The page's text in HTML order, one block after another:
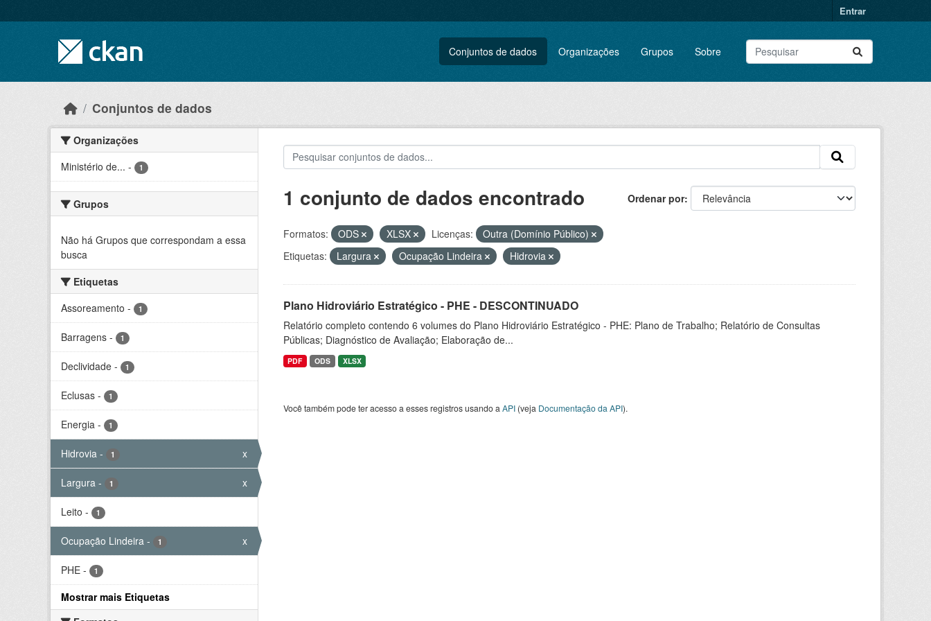
Entrar
Conjuntos de dados Organizações Grupos Sobre
Conjuntos de dados
Organizações
Ministério de... - 1
Grupos
Não há Grupos que correspondam a essa
busca
Etiquetas
Assoreamento - 1
Barragens - 1
Declividade - 1
Eclusas - 1
Energia - 1
Hidrovia - 1 x
Largura - 1 x
Leito - 1
Ocupação Lindeira - 1 x
PHE - 1
Mostrar mais Etiquetas
Ordenar por
1 conjunto de dados encontrado
Formatos: ODS XLSX Licenças:
Outra (Domínio Público)
Etiquetas:
Largura Ocupação Lindeira Hidrovia
Plano Hidroviário Estratégico - PHE - DESCONTINUADO
Relatório completo contendo 6 volumes do Plano Hidroviário Estratégico - PHE: Plano de Trabalho; Relatório de Consultas
Públicas; Diagnóstico de Avaliação; Elaboração de...
PDF ODS XLSX
Você também pode ter acesso a esses registros usando a API(veja Documentação da API).